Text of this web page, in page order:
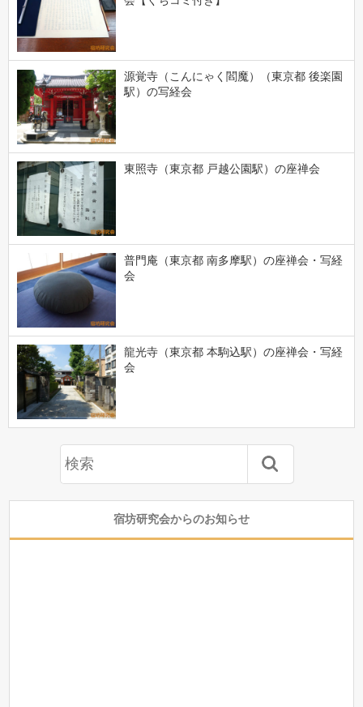
源覚寺（こんにゃく閻魔）（東京都 後楽園
駅）の写経会
東照寺（東京都 戸越公園駅）の座禅会
普門庵（東京都 南多摩駅）の座禅会・写経
会
龍光寺（東京都 本駒込駅）の座禅会・写経
会
宿坊研究会からのお知らせ